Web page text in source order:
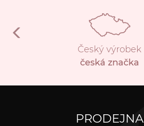
Český výrobek
česká značka
PRODEJNA